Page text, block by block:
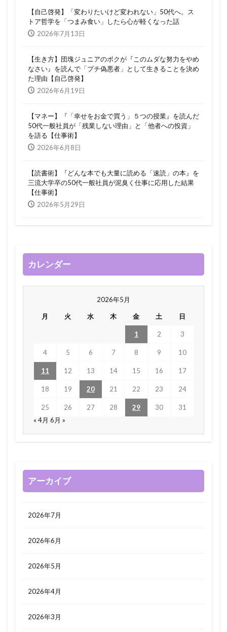
【自己啓発】「変わりたいけど変われない」50代へ。ス
トア哲学を「つまみ食い」したら心が軽くなった話
2026年7月13日
【生き方】団塊ジュニアのボクが『このムダな努力をやめ
なさい』を読んで「プチ偽悪者」として生きることを決め
た理由【自己啓発】
2026年6月19日
【マネー】『「幸せをお金で買う」５つの授業』を読んだ
50代一般社員が「残業しない理由」と「他者への投資」
を語る【仕事術】
2026年6月8日
【読書術】『どんな本でも大量に読める「速読」の本』を
三流大学卒の50代一般社員が泥臭く仕事に応用した結果
【仕事術】
2026年5月29日
カレンダー
2026年5月
月 火 水 木 金 土 日
1 2 3
4 5 6 7 8 9 10
11 12 13 14 15 16 17
18 19 20 21 22 23 24
25 26 27 28 29 30
31
« 4月 6月 »
アーカイブ
2026年7月
2026年6月
2026年5月
2026年4月
2026年3月